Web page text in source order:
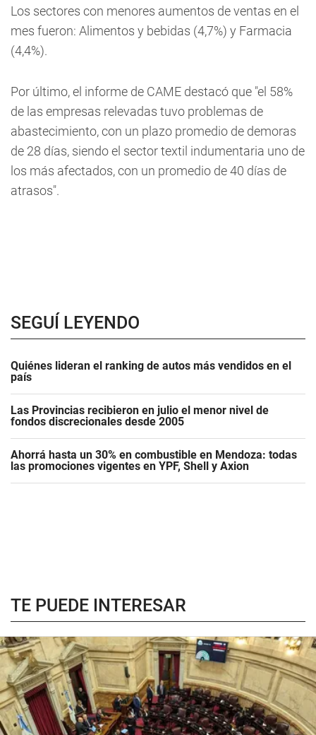
Los sectores con menores aumentos de ventas en el
mes fueron: Alimentos y bebidas (4,7%) y Farmacia
(4,4%).
Por último, el informe de CAME destacó que "el 58%
de las empresas relevadas tuvo problemas de
abastecimiento, con un plazo promedio de demoras
de 28 días, siendo el sector textil indumentaria uno de
los más afectados, con un promedio de 40 días de
atrasos".
SEGUÍ LEYENDO
Quiénes lideran el ranking de autos más vendidos en el
país
Las Provincias recibieron en julio el menor nivel de
fondos discrecionales desde 2005
Ahorrá hasta un 30% en combustible en Mendoza: todas
las promociones vigentes en YPF, Shell y Axion
TE PUEDE INTERESAR